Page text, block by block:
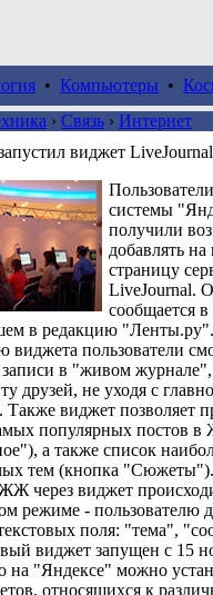
• Компьютеры •
› Связь › Интернет
виджет LiveJournal
системы
получили
добавлять
страницу
LiveJournal.
сообщается в
в редакцию "Ленты.ру".
пользователи
записи в "живом
друзей, не уходя с
виджет позволяет
популярных постов
а также список
тем (кнопка
через виджет
режиме - пользователю
поля: "тема",
виджет запущен с 15
на "Яндексе" можно
относящихся к